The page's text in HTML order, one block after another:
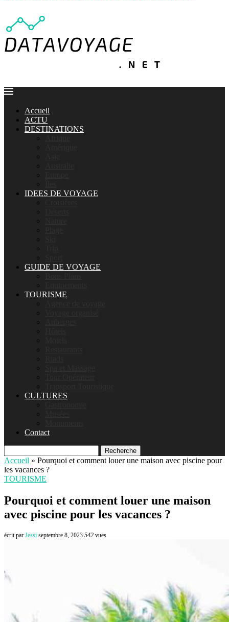
Accueil
ACTU
DESTINATIONS
IDEES DE VOYAGE
GUIDE DE VOYAGE
TOURISME
CULTURES
Contact
Recherche
Accueil » Pourquoi et comment louer une maison avec piscine pour
les vacances ?
TOURISME
Pourquoi et comment louer une maison
avec piscine pour les vacances ?
écrit par Jessi septembre 8, 2023 542 vues